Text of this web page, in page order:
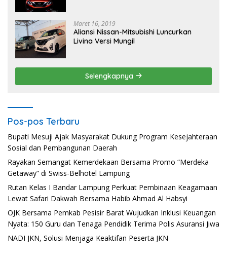
Maret 16, 2019
Aliansi Nissan-Mitsubishi Luncurkan
Livina Versi Mungil
Selengkapnya
Pos-pos Terbaru
Bupati Mesuji Ajak Masyarakat Dukung Program Kesejahteraan
Sosial dan Pembangunan Daerah
Rayakan Semangat Kemerdekaan Bersama Promo “Merdeka
Getaway” di Swiss-Belhotel Lampung
Rutan Kelas I Bandar Lampung Perkuat Pembinaan Keagamaan
Lewat Safari Dakwah Bersama Habib Ahmad Al Habsyi
OJK Bersama Pemkab Pesisir Barat Wujudkan Inklusi Keuangan
Nyata: 150 Guru dan Tenaga Pendidik Terima Polis Asuransi Jiwa
NADI JKN, Solusi Menjaga Keaktifan Peserta JKN